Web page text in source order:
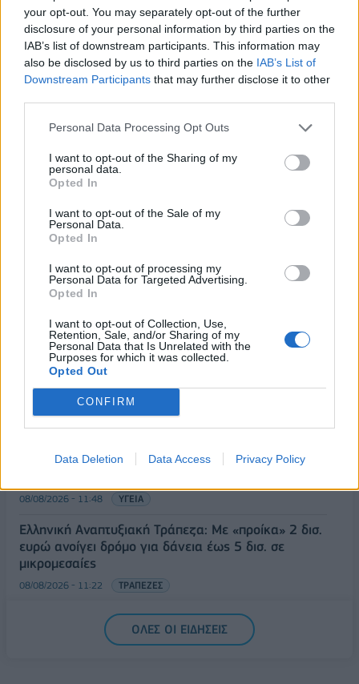
your opt-out. You may separately opt-out of the further
disclosure of your personal information by third parties on the
IAB’s list of downstream participants. This information may
also be disclosed by us to third parties on the IAB’s List of
Downstream Participants that may further disclose it to other
Personal Data Processing Opt Outs
I want to opt-out of the Sharing of my
personal data.
Opted In
I want to opt-out of the Sale of my
Personal Data.
Opted In
I want to opt-out of processing my
Personal Data for Targeted Advertising.
Opted In
I want to opt-out of Collection, Use,
Retention, Sale, and/or Sharing of my
Personal Data that Is Unrelated with the
Purposes for which it was collected.
Opted Out
CONFIRM
Data Deletion Data Access Privacy Policy
βροχές
08/08/2026 - 14:08 ΕΛΛΑΔΑ
Ειδικό Χωροταξικό για τον Τουρισμό: Οι νέοι
κανόνες για επενδύσεις, νησιά και προορισμούς υπό
από τον e-ΕΦΚΑ και τη ΔΥΠΑ έως τις 14 Αυγούστου
08/08/2026 - 12:58
Οι Hamilton Reserve Bank και SEE Capital
Hamilton Ltd. συνάπτουν συμφωνία υπηρεσιών
08/08/2026 - 13:44 ΕΠΙΧΕΙΡΗΣΕΙΣ
Χρηματιστήριο Αθηνών: Εβδομαδιαία άνοδος
1,76%, κέρδη 23,31% από τις αρχές του έτους
08/08/2026 - 12:36 ΟΙΚΟΝΟΜΙΑ
Διευρύνεται η πρωτοβουλία για τις τιμές στο ράφι
με 916 προϊόντα
08/08/2026 - 12:12 ΛΙΑΝΕΜΠΟΡΙΟ
αξιοποίηση των δεδομένων υγείας προς όφελος
08/08/2026 - 11:48 ΥΓΕΙΑ
Ελληνική Αναπτυξιακή Τράπεζα: Με «προίκα» 2 δισ.
ευρώ ανοίγει δρόμο για δάνεια έως 5 δισ. σε
μικρομεσαίες
08/08/2026 - 11:22 ΤΡΑΠΕΖΕΣ
5G παντού, 6G στον ορίζοντα: Πού βρίσκεται η
Ελλάδα στη μεγάλη τεχνολογική μετάβαση
ΟΛΕΣ ΟΙ ΕΙΔΗΣΕΙΣ